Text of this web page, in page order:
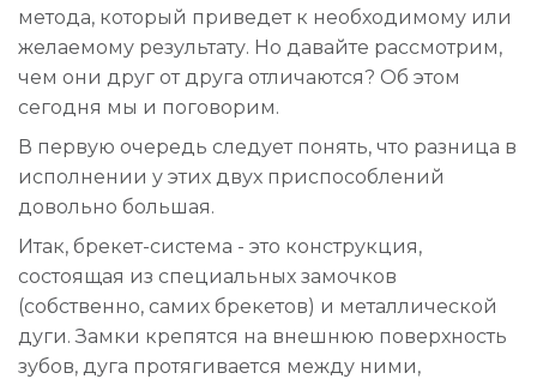
метода, который приведет к необходимому или
желаемому результату. Но давайте рассмотрим,
чем они друг от друга отличаются? Об этом
сегодня мы и поговорим.
В первую очередь следует понять, что разница в
исполнении у этих двух приспособлений
довольно большая.
Итак, брекет-система - это конструкция,
состоящая из специальных замочков
(собственно, самих брекетов) и металлической
дуги. Замки крепятся на внешнюю поверхность
зубов, дуга протягивается между ними,